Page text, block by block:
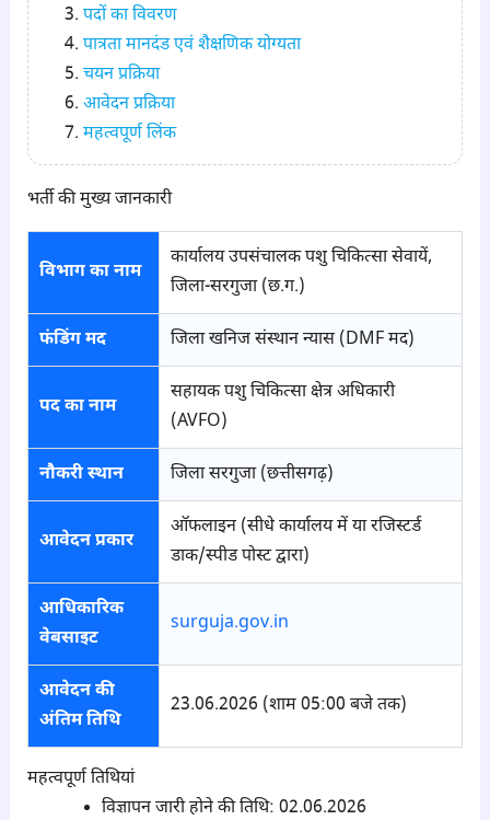
पदों का विवरण
पात्रता मानदंड एवं शैक्षणिक योग्यता
चयन प्रक्रिया
आवेदन प्रक्रिया
महत्वपूर्ण लिंक
भर्ती की मुख्य जानकारी
विभाग का नाम
कार्यालय उपसंचालक पशु चिकित्सा सेवायें,
जिला-सरगुजा (छ.ग.)
फंडिंग मद जिला खनिज संस्थान न्यास (DMF मद)
पद का नाम
सहायक पशु चिकित्सा क्षेत्र अधिकारी
(AVFO)
नौकरी स्थान जिला सरगुजा (छत्तीसगढ़)
आवेदन प्रकार
ऑफलाइन (सीधे कार्यालय में या रजिस्टर्ड
डाक/स्पीड पोस्ट द्वारा)
आधिकारिक
वेबसाइट
surguja.gov.in
आवेदन की
अंतिम तिथि
23.06.2026 (शाम 05:00 बजे तक)
महत्वपूर्ण तिथियां
विज्ञापन जारी होने की तिथि: 02.06.2026